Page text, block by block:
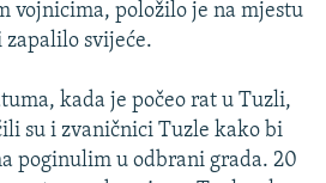
vojnicima, položilo je na mjestu
svijeće.
kada je počeo rat u Tuzli,
su i zvaničnici Tuzle kako bi
poginulim u odbrani grada. 20